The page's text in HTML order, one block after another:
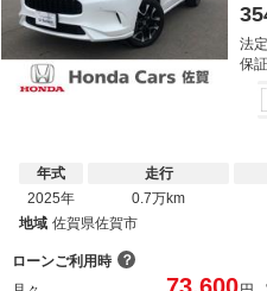
法
保
年式
2025年
走行
0.7万km
地域 佐賀県佐賀市
ローンご利用時 ？